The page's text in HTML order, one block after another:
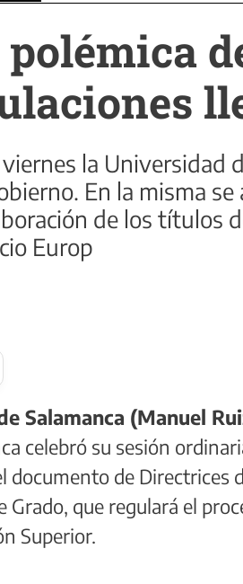
polémica
la Universidad
En la misma
de los títulos
Europ
Salamanca (Manuel
celebró su sesión
documento de Directrices
Grado, que regulará el
Superior.